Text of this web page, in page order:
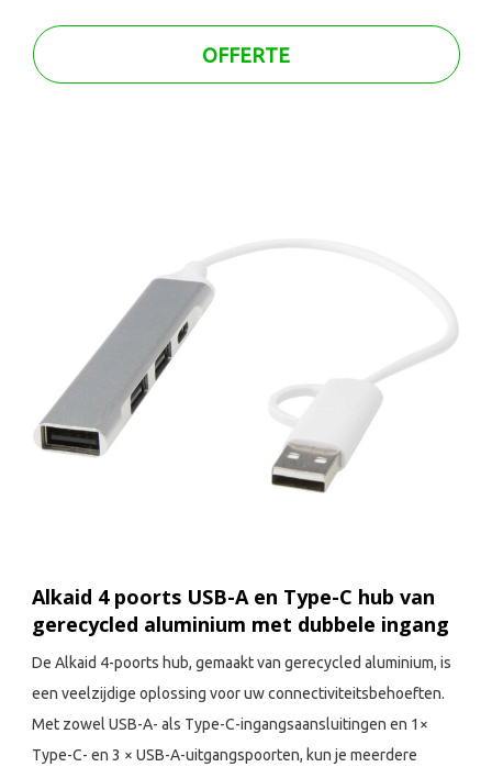
OFFERTE
Alkaid 4 poorts USB-A en Type-C hub van
gerecycled aluminium met dubbele ingang
De Alkaid 4-poorts hub, gemaakt van gerecycled aluminium, is
een veelzijdige oplossing voor uw connectiviteitsbehoeften.
Met zowel USB-A- als Type-C-ingangsaansluitingen en 1×
Type-C- en 3 × USB-A-uitgangspoorten, kun je meerdere